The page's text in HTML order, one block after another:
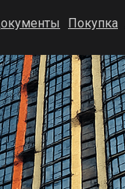
Покупка